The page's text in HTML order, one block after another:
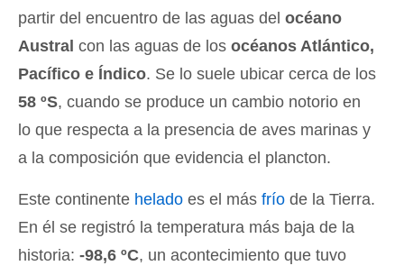
partir del encuentro de las aguas del océano
Austral con las aguas de los océanos Atlántico,
Pacífico e Índico. Se lo suele ubicar cerca de los
58 ºS, cuando se produce un cambio notorio en
lo que respecta a la presencia de aves marinas y
a la composición que evidencia el plancton.
Este continente helado es el más frío de la Tierra.
En él se registró la temperatura más baja de la
historia: -98,6 ºC, un acontecimiento que tuvo